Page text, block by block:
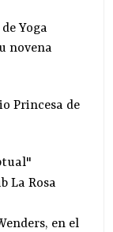
Yoga
novena
Princesa de
La Rosa
en el